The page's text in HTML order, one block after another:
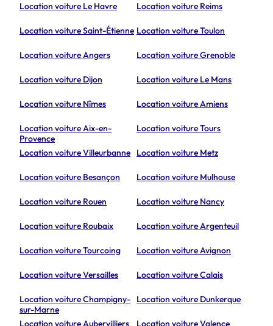
Location voiture Le Havre Location voiture Reims
Location voiture Saint-Étienne Location voiture Toulon
Location voiture Angers Location voiture Grenoble
Location voiture Dijon Location voiture Le Mans
Location voiture Nîmes Location voiture Amiens
Location voiture Aix-en-
Provence
Location voiture Tours
Location voiture Villeurbanne Location voiture Metz
Location voiture Besançon Location voiture Mulhouse
Location voiture Rouen Location voiture Nancy
Location voiture Roubaix Location voiture Argenteuil
Location voiture Tourcoing Location voiture Avignon
Location voiture Versailles Location voiture Calais
Location voiture Champigny-
sur-Marne
Location voiture Dunkerque
Location voiture Aubervilliers Location voiture Valence